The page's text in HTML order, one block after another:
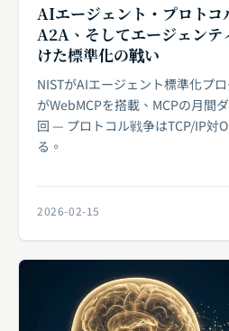
AIエージェント・プロトコ
A2A、そしてエージェン
けた標準化の戦い
NISTがAIエージェント標準化プ
がWebMCPを搭載、MCPの月間
回 — プロトコル戦争はTCP/IP対
る。
2026-02-15